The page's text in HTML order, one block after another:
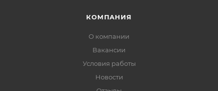
КОМПАНИЯ
О компании
Вакансии
Условия работы
Новости